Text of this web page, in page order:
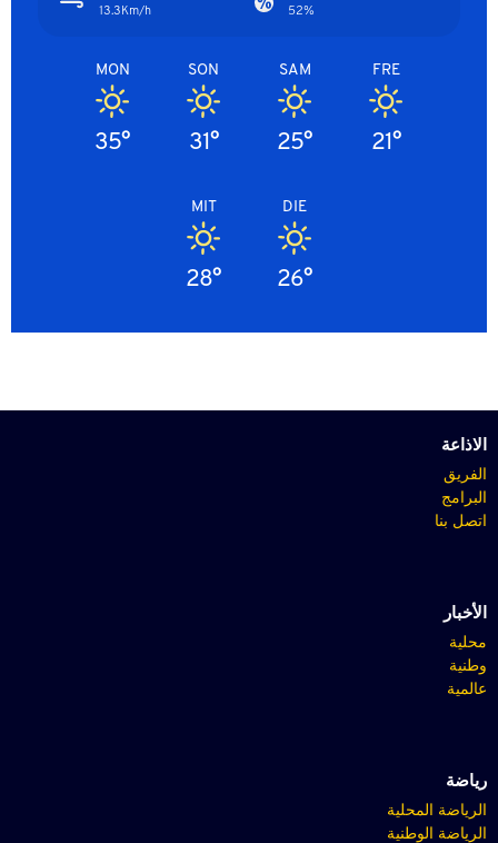
52%
13.3Km/h
FRE
21°
SAM
25°
SON
31°
MON
35°
DIE
26°
MIT
28°
الاذاعة
الفريق
البرامج
اتصل بنا
الأخبار
محلية
وطنية
عالمية
رياضة
الرياضة المحلية
الرياضة الوطنية